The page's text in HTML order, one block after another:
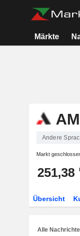
Märkte
Andere
Markt
251,38
Übersicht
Alle